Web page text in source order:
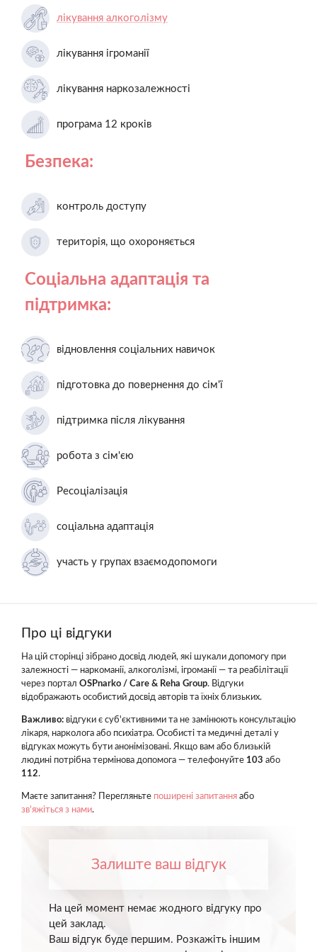
лікування алкоголізму
лікування ігроманії
лікування наркозалежності
програма 12 кроків
Безпека:
контроль доступу
територія, що охороняється
Соціальна адаптація та
підтримка:
відновлення соціальних навичок
підготовка до повернення до сім'ї
підтримка після лікування
робота з сім'єю
Ресоціалізація
соціальна адаптація
участь у групах взаємодопомоги
Про ці відгуки
На цій сторінці зібрано досвід людей, які шукали допомогу при
залежності — наркоманії, алкоголізмі, ігроманії — та реабілітації
через портал OSPnarko / Care & Reha Group. Відгуки
відображають особистий досвід авторів та їхніх близьких.
Важливо: відгуки є суб'єктивними та не замінюють консультацію
лікаря, нарколога або психіатра. Особисті та медичні деталі у
відгуках можуть бути анонімізовані. Якщо вам або близькій
людині потрібна термінова допомога — телефонуйте 103 або
112.
Маєте запитання? Перегляньте поширені запитання або
зв'яжіться з нами.
Залиште ваш відгук
На цей момент немає жодного відгуку про
цей заклад.
Ваш відгук буде першим. Розкажіть іншим